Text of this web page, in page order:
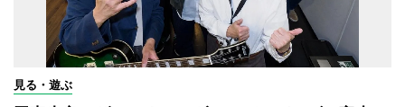
見る・遊ぶ